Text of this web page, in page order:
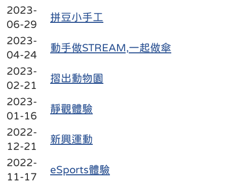
2023-
06-29
拼豆小手工
2023-
04-24
動手做STREAM,一起做傘
2023-
02-21
摺出動物園
2023-
01-16
靜觀體驗
2022-
12-21
新興運動
2022-
11-17
eSports體驗